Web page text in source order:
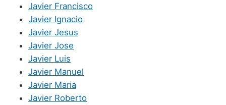
Javier Francisco
Javier Ignacio
Javier Jesus
Javier Jose
Javier Luis
Javier Manuel
Javier Maria
Javier Roberto